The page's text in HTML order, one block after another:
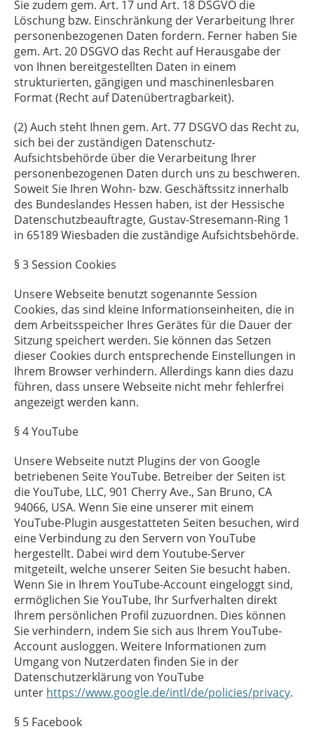
Sie zudem gem. Art. 17 und Art. 18 DSGVO die
Löschung bzw. Einschränkung der Verarbeitung Ihrer
personenbezogenen Daten fordern. Ferner haben Sie
gem. Art. 20 DSGVO das Recht auf Herausgabe der
von Ihnen bereitgestellten Daten in einem
strukturierten, gängigen und maschinenlesbaren
Format (Recht auf Datenübertragbarkeit).
(2) Auch steht Ihnen gem. Art. 77 DSGVO das Recht zu,
sich bei der zuständigen Datenschutz-
Aufsichtsbehörde über die Verarbeitung Ihrer
personenbezogenen Daten durch uns zu beschweren.
Soweit Sie Ihren Wohn- bzw. Geschäftssitz innerhalb
des Bundeslandes Hessen haben, ist der Hessische
Datenschutzbeauftragte, Gustav-Stresemann-Ring 1
in 65189 Wiesbaden die zuständige Aufsichtsbehörde.
§ 3 Session Cookies
Unsere Webseite benutzt sogenannte Session
Cookies, das sind kleine Informationseinheiten, die in
dem Arbeitsspeicher Ihres Gerätes für die Dauer der
Sitzung speichert werden. Sie können das Setzen
dieser Cookies durch entsprechende Einstellungen in
Ihrem Browser verhindern. Allerdings kann dies dazu
führen, dass unsere Webseite nicht mehr fehlerfrei
angezeigt werden kann.
§ 4 YouTube
Unsere Webseite nutzt Plugins der von Google
betriebenen Seite YouTube. Betreiber der Seiten ist
die YouTube, LLC, 901 Cherry Ave., San Bruno, CA
94066, USA. Wenn Sie eine unserer mit einem
YouTube-Plugin ausgestatteten Seiten besuchen, wird
eine Verbindung zu den Servern von YouTube
hergestellt. Dabei wird dem Youtube-Server
mitgeteilt, welche unserer Seiten Sie besucht haben.
Wenn Sie in Ihrem YouTube-Account eingeloggt sind,
ermöglichen Sie YouTube, Ihr Surfverhalten direkt
Ihrem persönlichen Profil zuzuordnen. Dies können
Sie verhindern, indem Sie sich aus Ihrem YouTube-
Account ausloggen. Weitere Informationen zum
Umgang von Nutzerdaten finden Sie in der
Datenschutzerklärung von YouTube
unter https://www.google.de/intl/de/policies/privacy.
§ 5 Facebook